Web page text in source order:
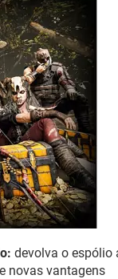
devolva o espólio
novas vantagens